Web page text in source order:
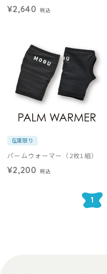
¥2,640 税込
在庫限り
パームウォーマー（2枚1組）
¥2,200 税込
1